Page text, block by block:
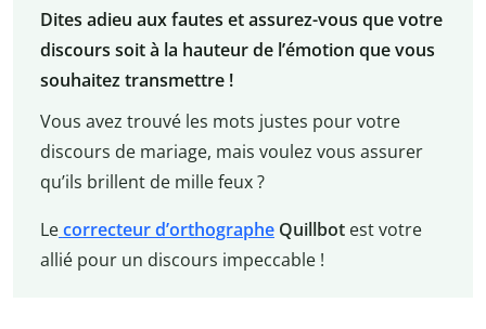
Dites adieu aux fautes et assurez-vous que votre
discours soit à la hauteur de l’émotion que vous
souhaitez transmettre !
Vous avez trouvé les mots justes pour votre
discours de mariage, mais voulez vous assurer
qu’ils brillent de mille feux ?
Lecorrecteur d’orthographeQuillbotest votre
allié pour un discours impeccable !